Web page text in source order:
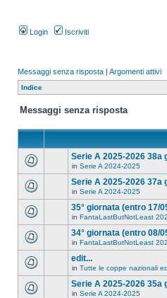
Login Iscriviti
Messaggi senza risposta | Argomenti attivi
Indice
Messaggi senza risposta
Serie A 2025-2026 38a
in Serie A 2024-2025
Serie A 2025-2026 37a
in Serie A 2024-2025
35° giornata (entro 17/
in FantaLastButNotLeast
34° giornata (entro 08/
in FantaLastButNotLeast
edit...
in Tutte le coppe nazionali
Serie A 2025-2026 35a
in Serie A 2024-2025